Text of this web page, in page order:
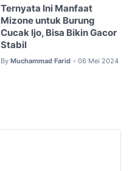
Ternyata Ini Manfaat
Mizone untuk Burung
Cucak Ijo, Bisa Bikin Gacor
Stabil
By Muchammad Farid • 06 Mei 2024